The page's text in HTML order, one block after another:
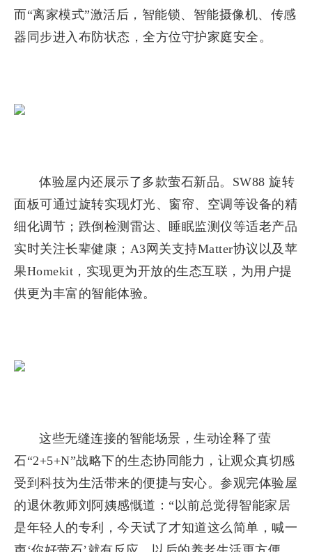
而“离家模式”激活后，智能锁、智能摄像机、传感
器同步进入布防状态，全方位守护家庭安全。
体验屋内还展示了多款萤石新品。SW88 旋转
面板可通过旋转实现灯光、窗帘、空调等设备的精
细化调节；跌倒检测雷达、睡眠监测仪等适老产品
实时关注长辈健康；A3网关支持Matter协议以及苹
果Homekit，实现更为开放的生态互联，为用户提
供更为丰富的智能体验。
这些无缝连接的智能场景，生动诠释了萤
石“2+5+N”战略下的生态协同能力，让观众真切感
受到科技为生活带来的便捷与安心。参观完体验屋
的退休教师刘阿姨感慨道：“以前总觉得智能家居
是年轻人的专利，今天试了才知道这么简单，喊一